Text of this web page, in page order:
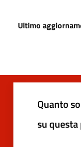
Ultimo
Quanto
su